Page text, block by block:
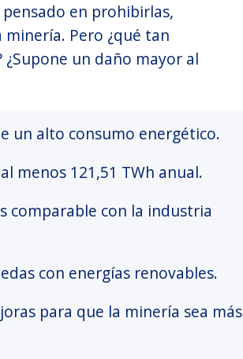
un alto consumo energético.
menos 121,51 TWh anual.
comparable con la industria
con energías renovables.
para que la minería sea más
pensado en prohibirlas,
Pero ¿qué tan
un daño mayor al